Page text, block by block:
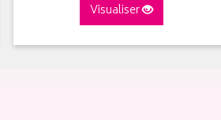
Visualiser